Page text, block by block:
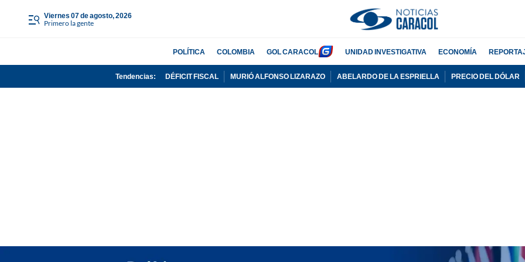
viernes 07 de agosto, 2026
Primero la gente
POLÍTICA COLOMBIA GOL CARACOL UNIDAD INVESTIGATIVA ECONOMÍA
Tendencias: DÉFICIT FISCAL MURIÓ ALFONSO LIZARAZO ABELARDO DE LA ESPRIELLA PRECIO DEL DÓLAR